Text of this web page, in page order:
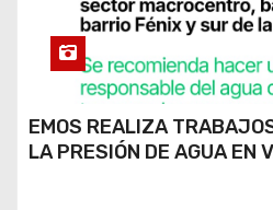
EMOS REALIZA
LA PRESIÓN DE AGUA EN